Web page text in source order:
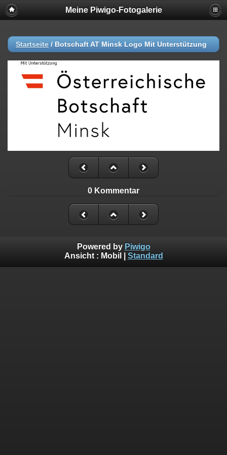
Meine Piwigo-Fotogalerie
Startseite / Botschaft AT Minsk Logo Mit Unterstützung
0 Kommentar
Powered by Piwigo
Ansicht : Mobil Standard